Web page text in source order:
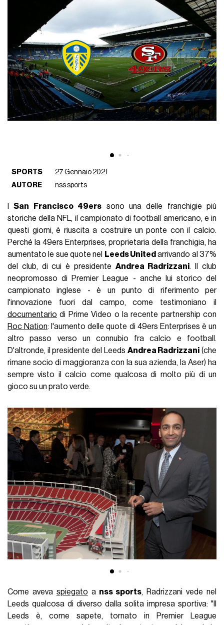
SPORTS
27 Gennaio 2021
AUTORE
nss sports
ISan Francisco 49ers sono una delle franchigie più
storiche della NFL, il campionato di football americano, e in
questi giorni, è riuscita a costruire un ponte con il calcio.
Perché la 49ers Enterprises, proprietaria della franchigia, ha
aumentato le sue quote nel
Leeds United arrivando al 37%
del club, di cui è presidente Andrea Radrizzani. Il club
neopromosso di Premier League - anche lui storico del
campionato inglese - è un punto di riferimento per
l'innovazione fuori dal campo, come testimoniano il
documentario di Prime Video o la recente partnership con
Roc Nation: l'aumento delle quote di 49ers Enterprises è un
altro passo verso un connubio fra calcio e football.
D'altronde, il presidente del Leeds Andrea Radrizzani (che
rimane socio di maggioranza con la sua azienda, la Aser) ha
sempre visto il calcio come qualcosa di molto più di un
gioco su un prato verde.
Come aveva spiegato anss sports, Radrizzani vede nel
Leeds qualcosa di diverso dalla solita impresa sportiva: "Il
Leeds è, come sapete, tornato in Premier League